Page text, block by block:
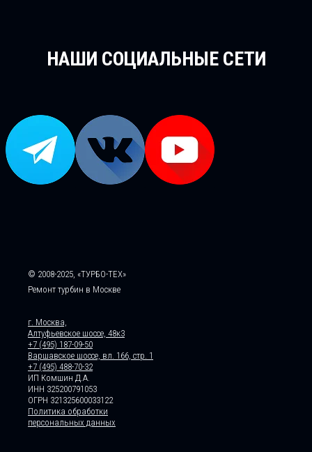
НАШИ СОЦИАЛЬНЫЕ СЕТИ
© 2008-2025, «ТУРБО-ТЕХ»
Ремонт турбин в Москве
г. Москва,
Алтуфьевское шоссе, 48к3
+7 (495) 187-09-50
Варшавское шоссе, вл. 166, стр. 1
+7 (495) 488-70-32
ИП Комшин Д.А.
ИНН 325200791053
ОГРН 321325600033122
Политика обработки
персональных данных